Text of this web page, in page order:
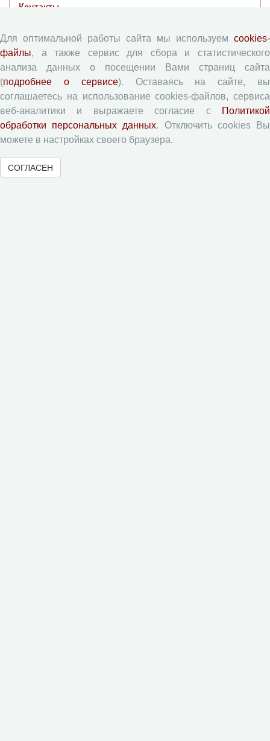
Контакты
Редакционная политика
Цели и задачи
Разделы журнала
Рецензирование
Публикационная этика
Индексирование
Архивация
Политика открытого доступа
Для оптимальной работы сайта мы используем cookies-
файлы, а также сервис для сбора и статистического
анализа данных о посещении Вами страниц сайта
(подробнее о сервисе). Оставаясь на сайте, вы
соглашаетесь на использование cookies-файлов, сервиса
веб-аналитики и выражаете согласие с
Политикой
обработки персональных данных. Отключить cookies Вы
можете в настройках своего браузера.
СОГЛАСЕН